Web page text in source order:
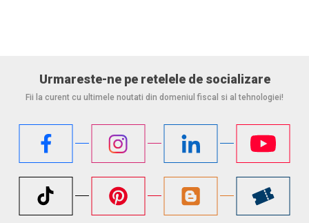
Urmareste-ne pe retelele de socializare
Fii la curent cu ultimele noutati din domeniul fiscal si al tehnologiei!